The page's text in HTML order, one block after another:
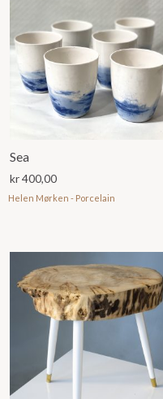
Sea
kr400,00
Helen Mørken - Porcelain